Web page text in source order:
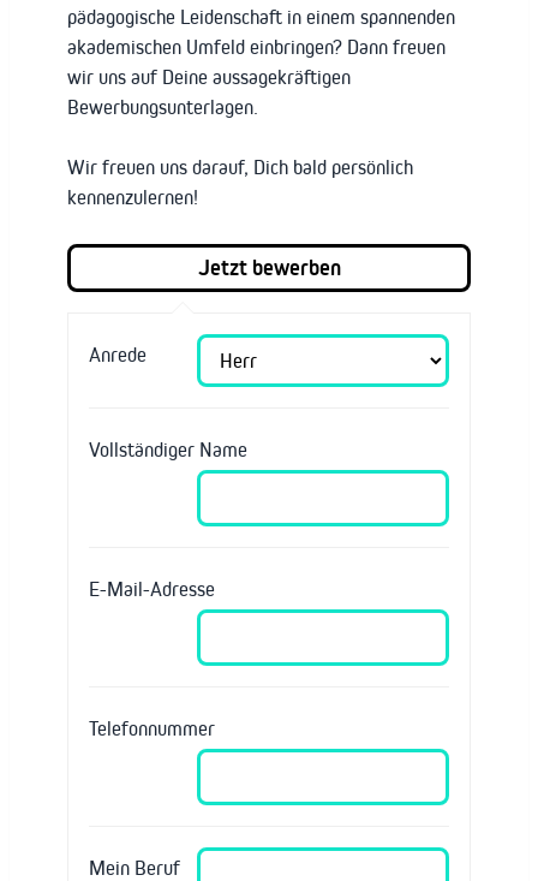
pädagogische Leidenschaft in einem spannenden
akademischen Umfeld einbringen? Dann freuen
wir uns auf Deine aussagekräftigen
Bewerbungsunterlagen.
Wir freuen uns darauf, Dich bald persönlich
kennenzulernen!
Anrede
Vollständiger Name
E-Mail-Adresse
Telefonnummer
Mein Beruf